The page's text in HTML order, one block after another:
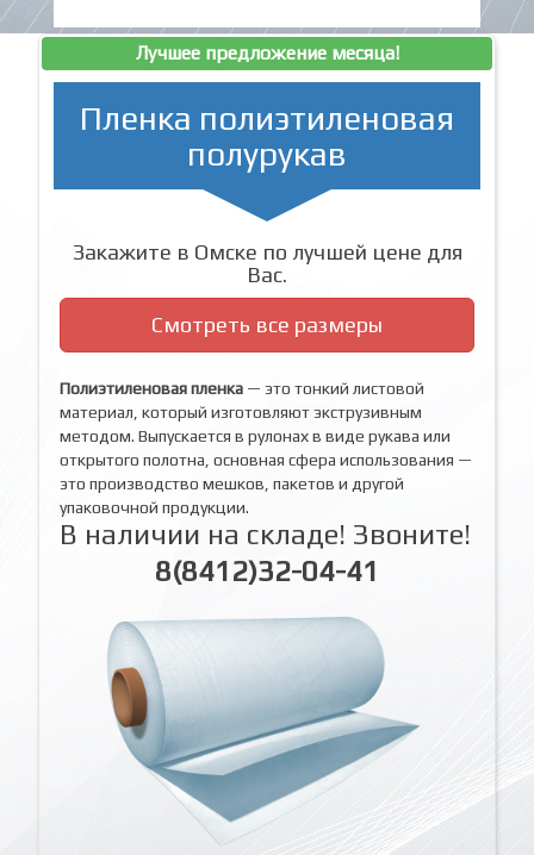
Лучшее предложение месяца!
Пленка полиэтиленовая
полурукав
Закажите в Омске по лучшей цене для
Вас.
Смотреть все размеры
Полиэтиленовая пленка — это тонкий листовой
материал, который изготовляют экструзивным
методом. Выпускается в рулонах в виде рукава или
открытого полотна, основная сфера использования —
это производство мешков, пакетов и другой
упаковочной продукции.
В наличии на складе! Звоните!
8(8412)32-04-41